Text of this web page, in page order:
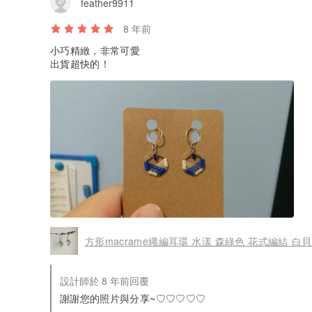
8 年前
小巧精緻，非常可愛
出貨超快的！
方形macrame繩編耳環 水漾 森綠色 花式編結 白
設計師於 8 年前回覆
謝謝您的照片與分享~♡♡♡♡♡